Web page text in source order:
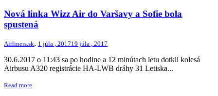
Nová linka Wizz Air do Varšavy a Sofie bola
spustená
Airliners.sk, 1 júla , 201719 júla , 2017
30.6.2017 o 11:43 sa po hodine a 12 minútach letu dotkli kolesá
Airbusu A320 registrácie HA-LWB dráhy 31 Letiska...
Read more